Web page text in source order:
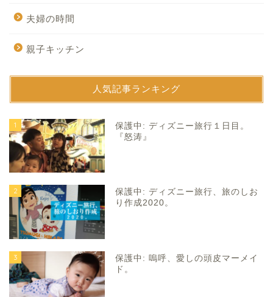
夫婦の時間
親子キッチン
人気記事ランキング
1
保護中: ディズニー旅行１日目。
『怒涛』
2
保護中: ディズニー旅行、旅のしお
り作成2020。
3
保護中: 嗚呼、愛しの頭皮マーメイ
ド。